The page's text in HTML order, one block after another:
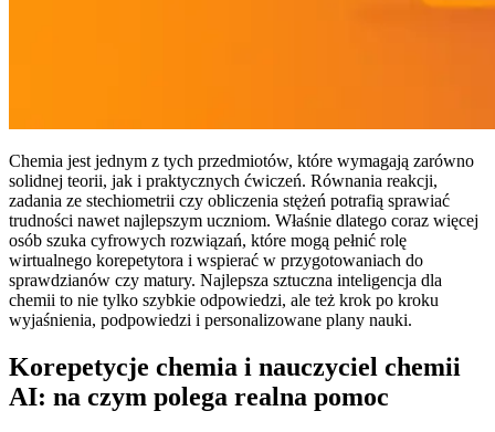
Chemia jest jednym z tych przedmiotów, które wymagają zarówno
solidnej teorii, jak i praktycznych ćwiczeń. Równania reakcji,
zadania ze stechiometrii czy obliczenia stężeń potrafią sprawiać
trudności nawet najlepszym uczniom. Właśnie dlatego coraz więcej
osób szuka cyfrowych rozwiązań, które mogą pełnić rolę
wirtualnego korepetytora i wspierać w przygotowaniach do
sprawdzianów czy matury. Najlepsza sztuczna inteligencja dla
chemii to nie tylko szybkie odpowiedzi, ale też krok po kroku
wyjaśnienia, podpowiedzi i personalizowane plany nauki.
Korepetycje chemia i nauczyciel chemii
AI: na czym polega realna pomoc